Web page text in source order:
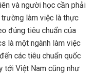
và người học cần phải
làm việc là thực
đúng tiêu chuẩn của
là một ngành làm việc
các tiêu chuẩn quốc
tới Việt Nam cũng như